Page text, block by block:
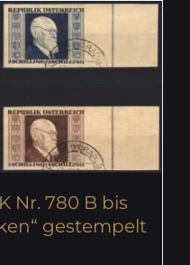
Nr. 780 B bis
gestempelt